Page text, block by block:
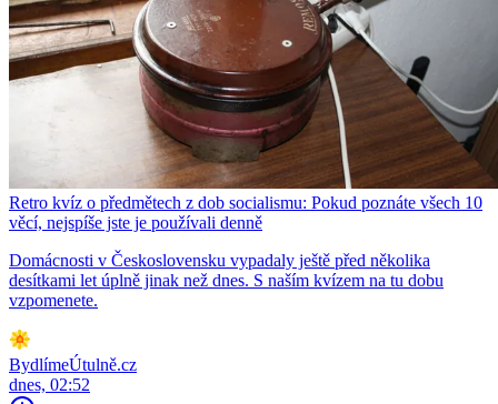
Retro kvíz o předmětech z dob socialismu: Pokud poznáte všech 10
věcí, nejspíše jste je používali denně
Domácnosti v Československu vypadaly ještě před několika
desítkami let úplně jinak než dnes. S naším kvízem na tu dobu
vzpomenete.
BydlímeÚtulně.cz
dnes, 02:52